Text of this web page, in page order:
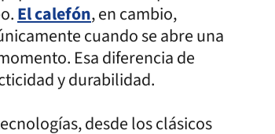
El calefón, en cambio,
cuando se abre una
Esa diferencia de
y durabilidad.
desde los clásicos